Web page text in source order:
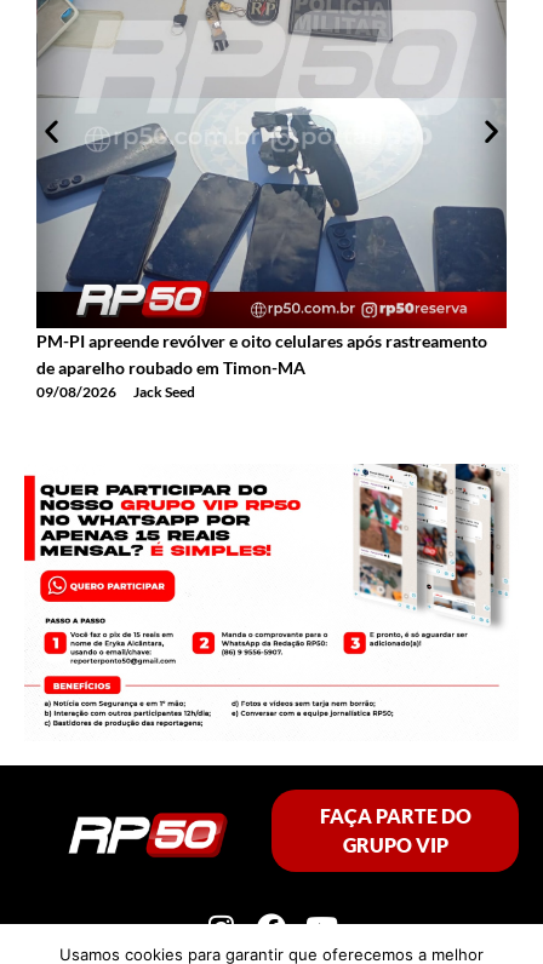
PM-PI apreende revólver e oito celulares após rastreamento
de aparelho roubado em Timon-MA
09/08/2026 Jack Seed
FAÇA PARTE DO
GRUPO VIP
Usamos cookies para garantir que oferecemos a melhor